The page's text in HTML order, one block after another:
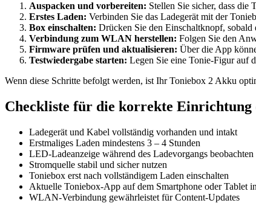
Auspacken und vorbereiten: Stellen Sie sicher, dass die
Erstes Laden: Verbinden Sie das Ladegerät mit der
Box einschalten: Drücken Sie den Einschaltknopf, sobald
Verbindung zum WLAN herstellen: Folgen Sie den
Firmware prüfen und aktualisieren: Über die App
Testwiedergabe starten: Legen Sie eine Tonie-Figur auf
Wenn diese Schritte befolgt werden, ist Ihr Toniebox 2 Akku
Checkliste für die korrekte Einrichtung
Ladegerät und Kabel vollständig vorhanden und intakt
Erstmaliges Laden mindestens 3 – 4 Stunden
LED-Ladeanzeige während des Ladevorgangs beobachten
Stromquelle stabil und sicher nutzen
Toniebox erst nach vollständigem Laden einschalten
Aktuelle Toniebox-App auf dem Smartphone oder Tablet
WLAN-Verbindung gewährleistet für Content-Updates